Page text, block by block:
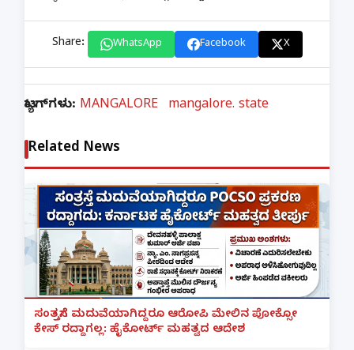
Share: WhatsApp Facebook X
ಟ್ಯಾಗ್‌ಗಳು: MANGALORE mangalore. state
Related News
ಸಂತ್ರಸ್ತೆಗೆ ಮದುವೆಯಾಗಿದ್ದರೂ ಆರೋಪಿ ಮೇಲಿನ ಪೋಕ್ಸೋ
ಕೇಸ್ ರದ್ದಾಗಲ್ಲ: ಹೈಕೋರ್ಟ್ ಮಹತ್ವದ ಆದೇಶ